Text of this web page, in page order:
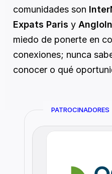
comunidades son
Expats Paris y
miedo de ponerte en
conexiones; nunca
conocer o qué
PATROCINADORES